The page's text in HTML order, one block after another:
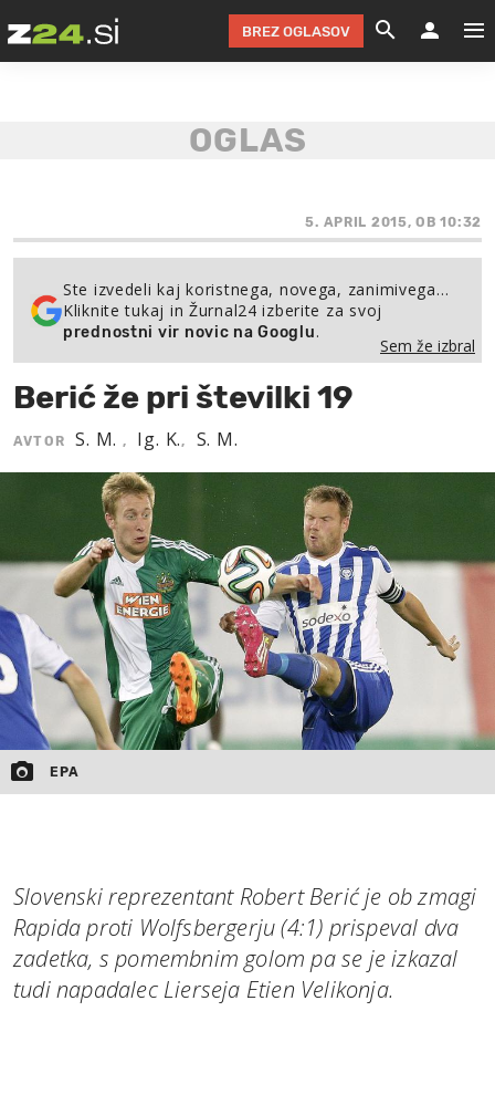
FESTIVAL ZA
NA
NA
BREZ OGLASOV
5. APRIL 2015, OB 10:32
Ste izvedeli kaj koristnega, novega, zanimivega…
Kliknite tukaj in Žurnal24 izberite za svoj
prednostni vir novic na Googlu.
Sem že izbral
Berić že pri številki 19
AVTOR S. M., Ig. K., S. M.
EPA
Slovenski reprezentant Robert Berić je ob zmagi
Rapida proti Wolfsbergerju (4:1) prispeval dva
zadetka, s pomembnim golom pa se je izkazal
tudi napadalec Lierseja Etien Velikonja.